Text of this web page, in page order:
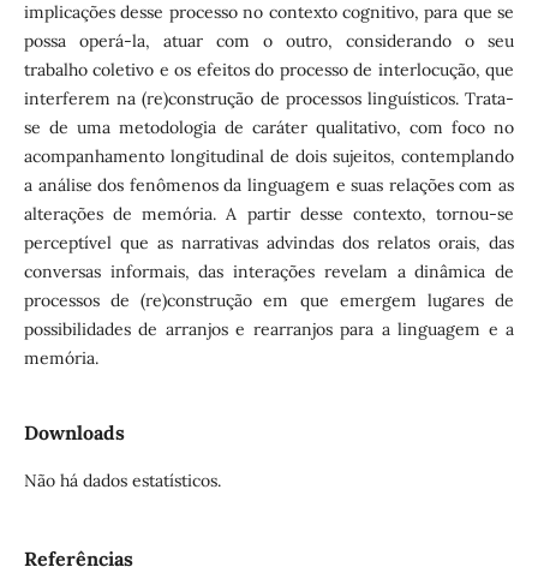
implicações desse processo no contexto cognitivo, para que se
possa operá-la, atuar com o outro, considerando o seu
trabalho coletivo e os efeitos do processo de interlocução, que
interferem na (re)construção de processos linguísticos. Trata-
se de uma metodologia de caráter qualitativo, com foco no
acompanhamento longitudinal de dois sujeitos, contemplando
a análise dos fenômenos da linguagem e suas relações com as
alterações de memória. A partir desse contexto, tornou-se
perceptível que as narrativas advindas dos relatos orais, das
conversas informais, das interações revelam a dinâmica de
processos de (re)construção em que emergem lugares de
possibilidades de arranjos e rearranjos para a linguagem e a
memória.
Downloads
Não há dados estatísticos.
Referências